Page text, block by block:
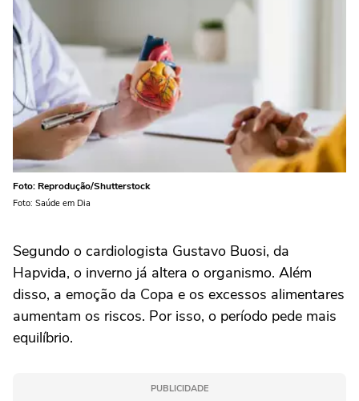
Foto: Reprodução/Shutterstock
Foto: Saúde em Dia
Segundo o cardiologista Gustavo Buosi, da
Hapvida, o inverno já altera o organismo. Além
disso, a emoção da Copa e os excessos alimentares
aumentam os riscos. Por isso, o período pede mais
equilíbrio.
PUBLICIDADE